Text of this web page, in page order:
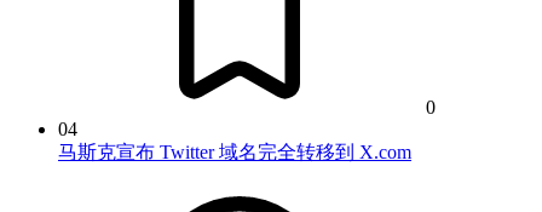
0
04
马斯克宣布 Twitter 域名完全转移到 X.com